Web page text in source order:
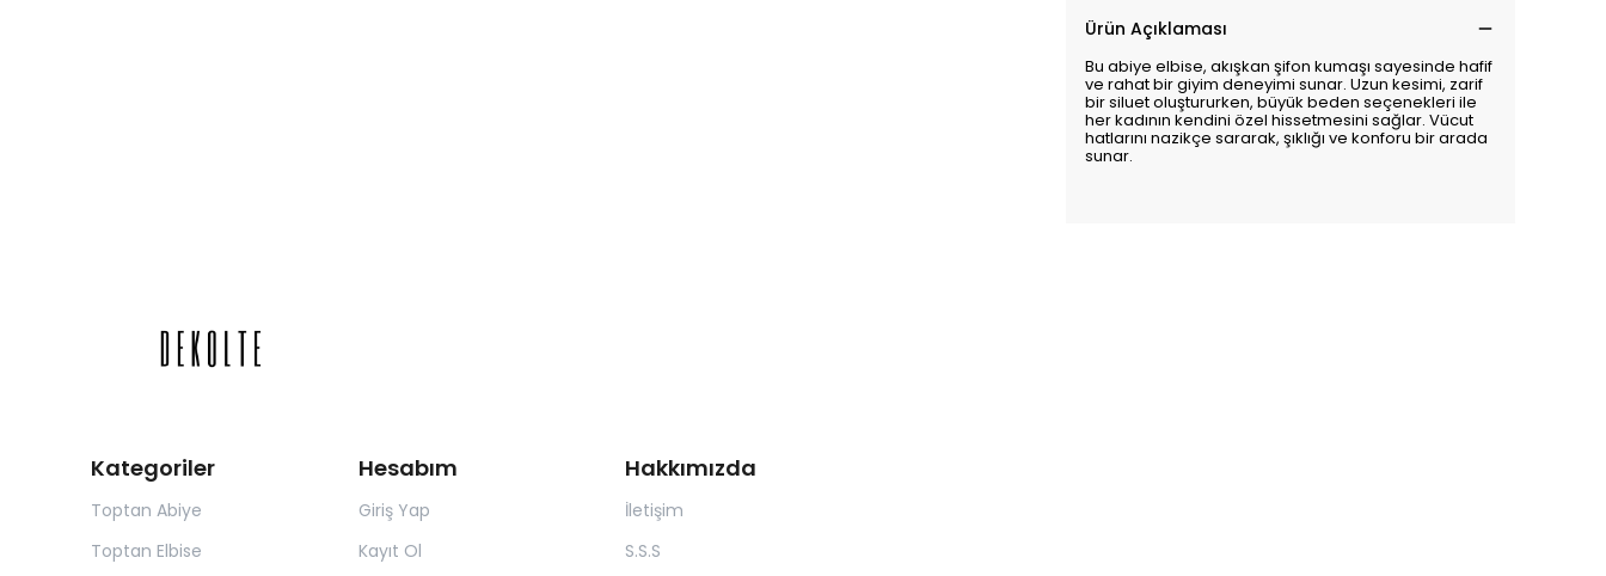
Ürün Açıklaması
Bu abiye elbise, akışkan şifon kumaşı sayesinde hafif
ve rahat bir giyim deneyimi sunar. Uzun kesimi, zarif
bir siluet oluştururken, büyük beden seçenekleri ile
her kadının kendini özel hissetmesini sağlar. Vücut
hatlarını nazikçe sararak, şıklığı ve konforu bir arada
sunar.
Kategoriler
Toptan Abiye
Toptan Elbise
Hesabım
Giriş Yap
Kayıt Ol
Hakkımızda
İletişim
S.S.S